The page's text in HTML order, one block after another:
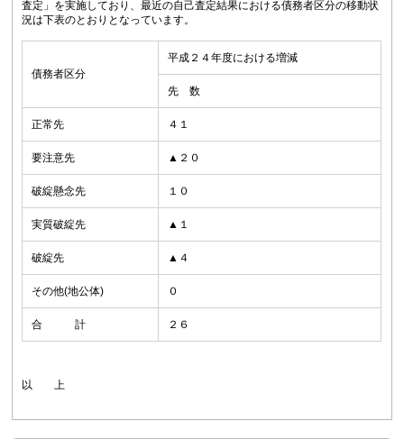
査定」を実施しており、最近の自己査定結果における債務者区分の移動状
況は下表のとおりとなっています。
債務者区分
平成２４年度における増減
先 数
正常先 ４１
要注意先 ▲２０
破綻懸念先 １０
実質破綻先 ▲１
破綻先 ▲４
その他(地公体) ０
合 計 ２６
以 上